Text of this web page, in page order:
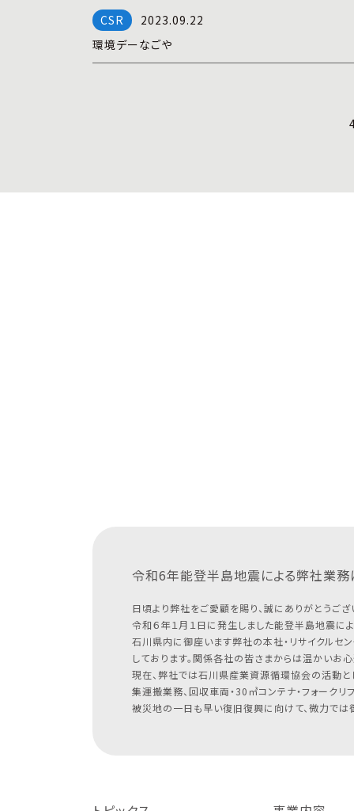
2023.09.22
環境デーなごや
令和6年能登半島地震による弊社業務
日頃より弊社をご愛顧を賜り、誠にありがとうござ
令和６年１月１日に発生しました能登半島地震に
石川県内に御座います弊社の本社・リサイクルセ
しております。関係各社の皆さまからは温かいお
現在、弊社では石川県産業資源循環協会の活動と
集運搬業務、回収車両・30㎥コンテナ・フォークリ
被災地の一日も早い復旧復興に向けて、微力では